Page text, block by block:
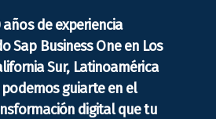
años de experiencia
Sap Business One en Los
Sur, Latinoamérica
podemos guiarte en el
digital que tu